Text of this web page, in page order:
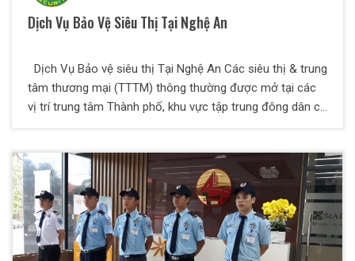
bên ngoài. Ngoài ra, kho hàng cũng là nơi dễ cháy nổ
hoặc mưa ướt, ngập lụt gây hư hại tài sản.
Dịch Vụ Bảo Vệ Siêu Thị Tại Nghệ An
Dịch Vụ Bảo vệ siêu thị Tại Nghệ An Các siêu thị & trung
tâm thương mại (TTTM) thông thường được mở tại các
vị trí trung tâm Thành phố, khu vực tập trung đông dân cư
đúc, đủ mọi thành phần về trình độ văn hóa, chủng tộc và
quốc gia. Hướng đến mục đích duy trì sự ổn định cho mọi
kinh doanh thương mại, đảm bảo công tác an ninh và an
toàn tài sản của doanh nghiệp và khách hàng tham quan
mua sắm tại siêu thị – TTTM. Đồng thời luôn nâng cao uy